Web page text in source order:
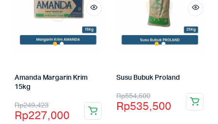
Amanda Margarin Krim
15kg
Rp249,423
Rp227,000
Susu Bubuk Proland
Rp554,600
Rp535,500